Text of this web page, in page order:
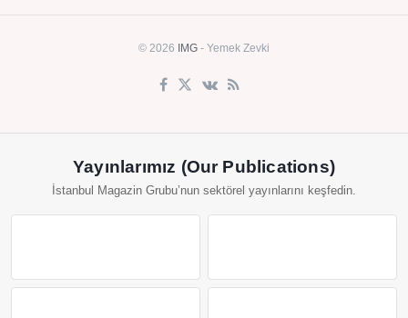
© 2026 IMG - Yemek Zevki
Yayınlarımız (Our Publications)
İstanbul Magazin Grubu’nun sektörel yayınlarını keşfedin.